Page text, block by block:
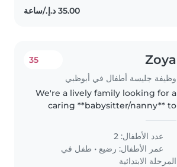
Zoya
وظيفة جليسة أطفال في أبوظبي
35
We're a lively family looking for a
caring **babysitter/nanny** to
a playful toddler and a creative
primary schooler. Reliability and
warmth are a must!..
عدد الأطفال: 2
عمر الأطفال: رضيع • طفل في
المرحلة الابتدائية